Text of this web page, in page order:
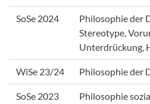
SoSe 2024
Philosophie der
Stereotype,
Unterdrückung,
WiSe 23/24 Philosophie der
SoSe 2023
Philosophie